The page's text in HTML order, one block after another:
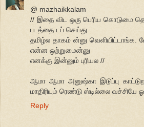
@ mazhaikkalam
// இதை விட ஒரு பெரிய கொடுமை
படத்தை டப் செய்து
தமிழ்ல தாகம் ன்னு வெளியிட்டாங்க.
என்ன ஒற்றுமைன்னு
எனக்கு இன்னும் புரியல //
ஆமா ஆமா அனுஷ்கா இடுப்பு காட்டுற
மாதிரியும் ரெண்டு ஸ்டில்லை வச்சியே
Reply